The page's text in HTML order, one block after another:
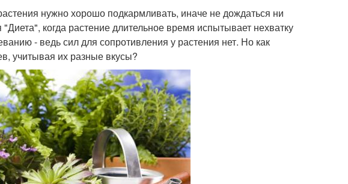
нужно хорошо подкармливать, иначе не дождаться ни
когда растение длительное время испытывает нехватку
- ведь сил для сопротивления у растения нет. Но как
учитывая их разные вкусы?